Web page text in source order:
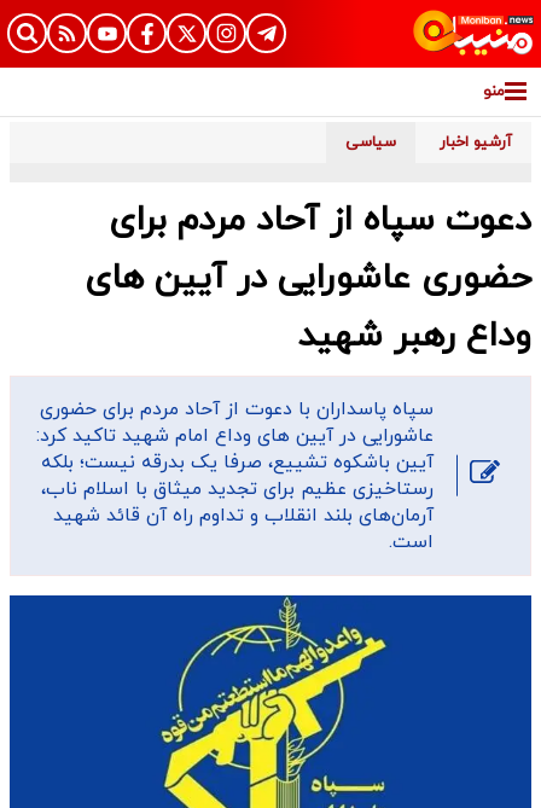
منو
آرشیو اخبار سیاسی
دعوت سپاه از آحاد مردم برای
حضوری عاشورایی در آیین های
وداع رهبر شهید
سپاه پاسداران با دعوت از آحاد مردم برای حضوری
عاشورایی در آیین های وداع امام شهید تاکید کرد:
آیین باشکوه تشییع، صرفا یک بدرقه‌ نیست؛ بلکه
رستاخیزی عظیم برای تجدید میثاق با اسلام ناب،
آرمان‌های بلند انقلاب و تداوم راه آن قائد شهید
است.